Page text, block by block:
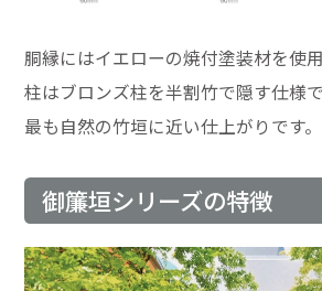
胴縁にはイエローの焼付塗装材を使用
柱はブロンズ柱を半割竹で隠す仕様で
最も自然の竹垣に近い仕上がりです。
御簾垣シリーズの特徴